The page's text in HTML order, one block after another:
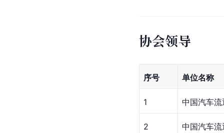
协会领导
序号 单位名称
1 中国汽车
2 中国汽车